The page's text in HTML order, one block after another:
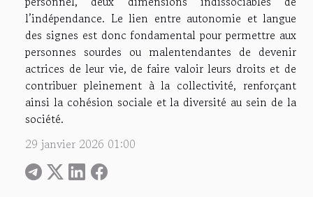
l’indépendance. Le lien entre autonomie et langue
des signes est donc fondamental pour permettre aux
personnes sourdes ou malentendantes de devenir
actrices de leur vie, de faire valoir leurs droits et de
contribuer pleinement à la collectivité, renforçant
ainsi la cohésion sociale et la diversité au sein de la
société.
29 janvier 2026 01:00